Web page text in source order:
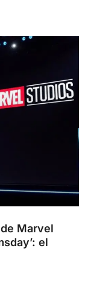
Marvel
el